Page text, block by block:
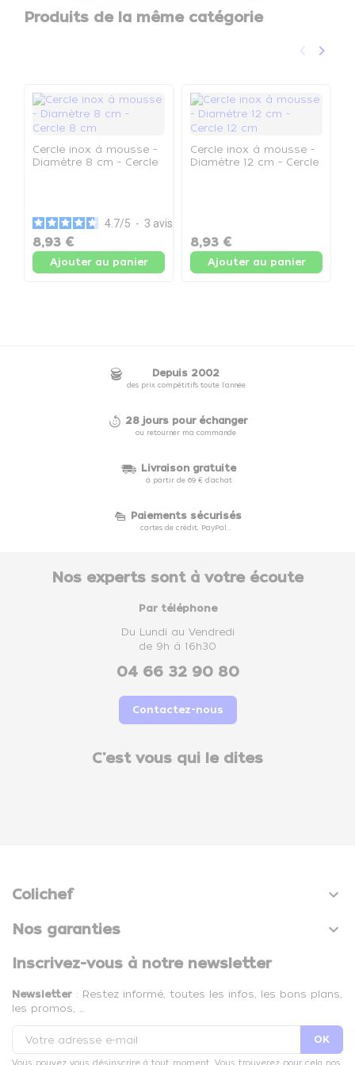
Produits de la même catégorie
Précédent
keyboard_arrow_left keyboard_arrow_right
Cercle inox à mousse -
Diamètre 8 cm - Cercle
4.7/5 - 3 avis
8,93 €
Ajouter au panier
Cercle inox à mousse -
Diamètre 12 cm - Cercle
8,93 €
Ajouter au panier
Depuis 2002
des prix compétitifs toute l'année
28 jours pour échanger
ou retourner ma commande
Livraison gratuite
à partir de 69 € d'achat
Paiements sécurisés
cartes de crédit, PayPal...
Nos experts sont à votre écoute
Par téléphone
Du Lundi au Vendredi
de 9h à 16h30
04 66 32 90 80
Contactez-nous
C'est vous qui le dites
Colichef 
Nos garanties 
Inscrivez-vous à notre newsletter
Newsletter : Restez informé, toutes les infos, les bons plans,
les promos, …
Vous pouvez vous désinscrire à tout moment. Vous trouverez pour cela nos